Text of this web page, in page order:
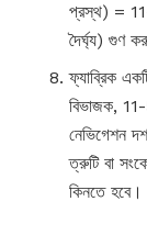
প্রস্থ) =
দৈর্ঘ্য) গুণ
ফ্যাব্রিক
বিভাজক,
নেভিগেশন
ত্রুটি বা
কিনতে হবে।